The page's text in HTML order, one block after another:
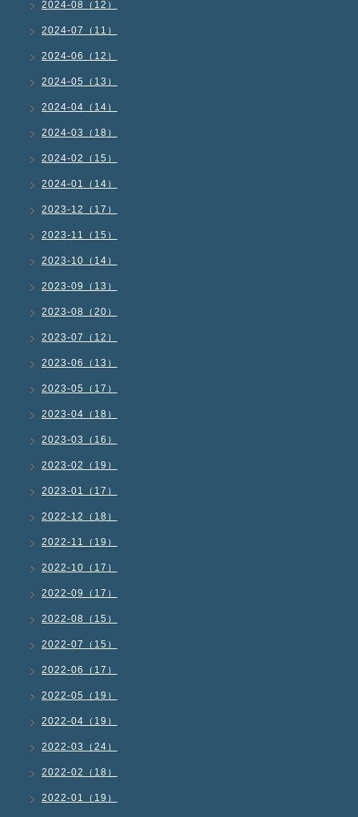
2024-08（12）
2024-07（11）
2024-06（12）
2024-05（13）
2024-04（14）
2024-03（18）
2024-02（15）
2024-01（14）
2023-12（17）
2023-11（15）
2023-10（14）
2023-09（13）
2023-08（20）
2023-07（12）
2023-06（13）
2023-05（17）
2023-04（18）
2023-03（16）
2023-02（19）
2023-01（17）
2022-12（18）
2022-11（19）
2022-10（17）
2022-09（17）
2022-08（15）
2022-07（15）
2022-06（17）
2022-05（19）
2022-04（19）
2022-03（24）
2022-02（18）
2022-01（19）